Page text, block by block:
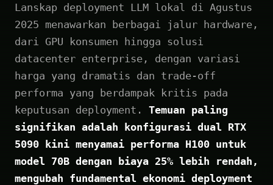
Lanskap deployment LLM lokal di Agustus
2025 menawarkan berbagai jalur hardware,
dari GPU konsumen hingga solusi
datacenter enterprise, dengan variasi
harga yang dramatis dan trade-off
performa yang berdampak kritis pada
keputusan deployment. Temuan paling
signifikan adalah konfigurasi dual RTX
5090 kini menyamai performa H100 untuk
model 70B dengan biaya 25% lebih rendah,
mengubah fundamental ekonomi deployment